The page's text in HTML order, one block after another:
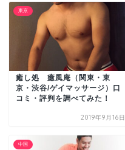
東京
癒し処 癒風庵（関東・東
京・渋谷/ゲイマッサージ）口
コミ・評判を調べてみた！
2019年9月16日
中国